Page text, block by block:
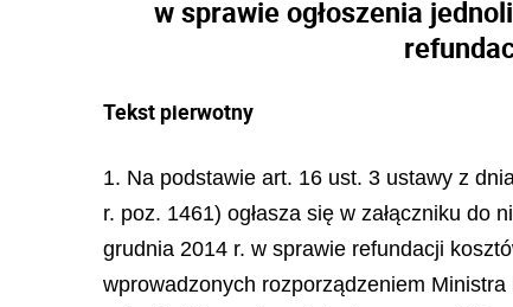
w sprawie ogłoszenia
Tekst pierwotny
1. Na podstawie art. 16 ust. 3 ustawy z
r. poz. 1461) ogłasza się w załączniku
grudnia 2014 r. w sprawie refundacji
wprowadzonych rozporządzeniem